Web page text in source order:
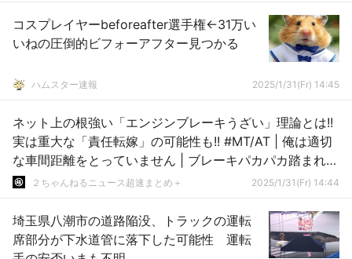
コスプレイヤーbeforeafter選手権←31万い
いねの圧倒的ビフォーアフター見つかる
ハムスター速報 2025/1/31(Fr) 14:45
ネット上の根強い「エンジンブレーキうざい」理論とは!!
実は重大な「責任転嫁」の可能性も!! #MT/AT | 俺は適切
な車間距離をとっていません | ブレーキパカパカ踏まれる
方がウザいんだが
２ちゃんねるニュース超速まとめ＋ 2025/1/31(Fr) 14:44
埼玉県八潮市の道路陥没、トラックの運転
席部分が下水道管に落下した可能性 運転